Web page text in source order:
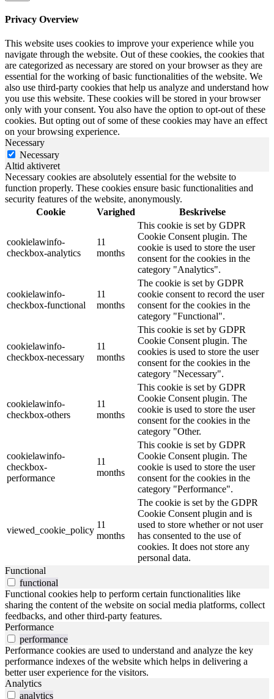
Privacy Overview
This website uses cookies to improve your experience while you
navigate through the website. Out of these cookies, the cookies that
are categorized as necessary are stored on your browser as they are
essential for the working of basic functionalities of the website. We
also use third-party cookies that help us analyze and understand how
you use this website. These cookies will be stored in your browser
only with your consent. You also have the option to opt-out of these
cookies. But opting out of some of these cookies may have an effect
on your browsing experience.
Necessary
Necessary
Altid aktiveret
Necessary cookies are absolutely essential for the website to
function properly. These cookies ensure basic functionalities and
security features of the website, anonymously.
Cookie
Varighed Beskrivelse
cookielawinfo-
checkbox-analytics
11
months
This cookie is set by GDPR
Cookie Consent plugin. The
cookie is used to store the user
consent for the cookies in the
category "Analytics".
cookielawinfo-
checkbox-functional
11
months
The cookie is set by GDPR
cookie consent to record the user
consent for the cookies in the
category "Functional".
cookielawinfo-
checkbox-necessary
11
months
This cookie is set by GDPR
Cookie Consent plugin. The
cookies is used to store the user
consent for the cookies in the
category "Necessary".
cookielawinfo-
checkbox-others
11
months
This cookie is set by GDPR
Cookie Consent plugin. The
cookie is used to store the user
consent for the cookies in the
category "Other.
cookielawinfo-
checkbox-
performance
11
months
This cookie is set by GDPR
Cookie Consent plugin. The
cookie is used to store the user
consent for the cookies in the
category "Performance".
viewed_cookie_policy
11
months
The cookie is set by the GDPR
Cookie Consent plugin and is
used to store whether or not user
has consented to the use of
cookies. It does not store any
personal data.
Functional
functional
Functional cookies help to perform certain functionalities like
sharing the content of the website on social media platforms, collect
feedbacks, and other third-party features.
Performance
performance
Performance cookies are used to understand and analyze the key
performance indexes of the website which helps in delivering a
better user experience for the visitors.
Analytics
analytics